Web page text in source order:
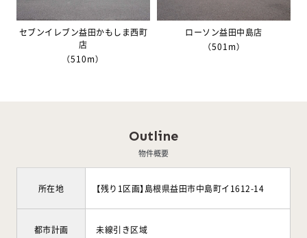
セブンイレブン益田かもしま西町
店
（510m）
ローソン益田中島店
（501m）
Outline
物件概要
所在地 【残り1区画】島根県益田市中島町イ1612-14
都市計画 未線引き区域